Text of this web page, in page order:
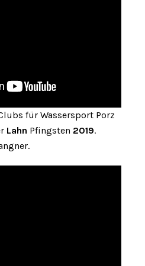
für Wassersport Porz
Lahn Pfingsten 2019.